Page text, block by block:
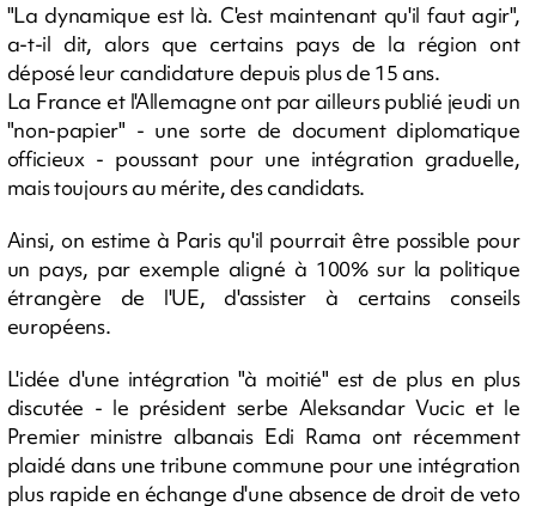
"La dynamique est là. C'est maintenant qu'il faut agir",
a-t-il dit, alors que certains pays de la région ont
déposé leur candidature depuis plus de 15 ans.
La France et l'Allemagne ont par ailleurs publié jeudi un
"non-papier" - une sorte de document diplomatique
officieux - poussant pour une intégration graduelle,
mais toujours au mérite, des candidats.
Ainsi, on estime à Paris qu'il pourrait être possible pour
un pays, par exemple aligné à 100% sur la politique
étrangère de l'UE, d'assister à certains conseils
européens.
L'idée d'une intégration "à moitié" est de plus en plus
discutée - le président serbe Aleksandar Vucic et le
Premier ministre albanais Edi Rama ont récemment
plaidé dans une tribune commune pour une intégration
plus rapide en échange d'une absence de droit de veto